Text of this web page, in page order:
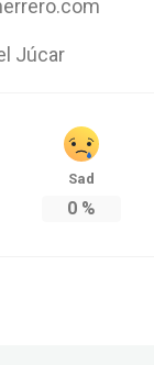
Júcar
Sad
0%